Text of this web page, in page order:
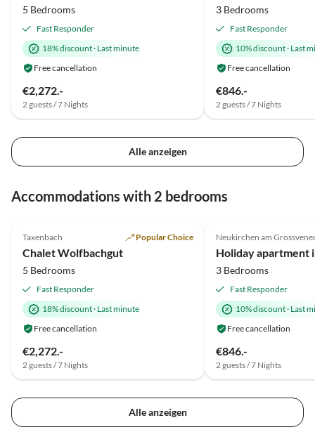
5 Bedrooms
Fast Responder
18% discount· Last minute
Free cancellation
€2,272.-
2 guests / 7 Nights
3 Bedrooms
Fast Responder
10% discount· Last
Free cancellation
€846.-
2 guests / 7 Nights
Alle anzeigen
Accommodations with 2 bedrooms
Taxenbach Popular Choice
Chalet Wolfbachgut
5 Bedrooms
Fast Responder
18% discount· Last minute
Free cancellation
€2,272.-
2 guests / 7 Nights
Super Host
Neukirchen am
3 Bedrooms
Fast Responder
10% discount· Last
Free cancellation
€846.-
2 guests / 7 Nights
Alle anzeigen